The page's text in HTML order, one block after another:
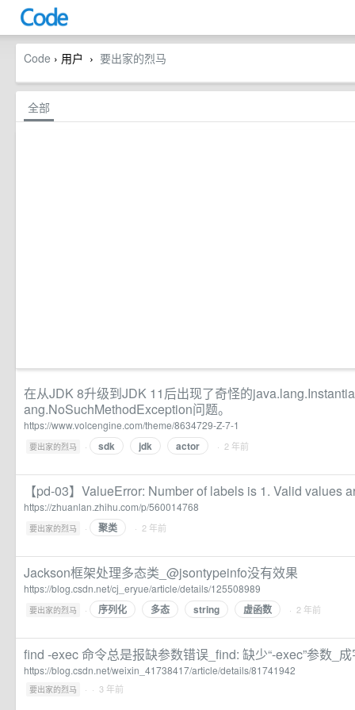
Code › 用户 › 要出家的烈马
全部
在从JDK 8升级到JDK 11后出现了奇怪的
ang.NoSuchMethodException问题。
https://www.volcengine.com/theme/8634729-Z-7-1
要出家的烈马 · sdk jdk actor · 2 年前
【pd-03】ValueError: Number of labels is 1. Valid values
https://zhuanlan.zhihu.com/p/560014768
要出家的烈马 · 聚类 · 2 年前
Jackson框架处理多态类_@jsontypeinfo没有效果
https://blog.csdn.net/cj_eryue/article/details/125508989
要出家的烈马 · 序列化 多态 string 虚函数 · 2 年前
find -exec 命令总是报缺参数错误_find: 缺少“-exec”参数_
https://blog.csdn.net/weixin_41738417/article/details/81741942
要出家的烈马 · · 3 年前